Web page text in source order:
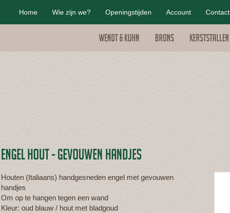
Home Wie zijn we? Openingstijden Account Contact
Wendt & Kuhn Brons Kerststallen
ENGEL HOUT - GEVOUWEN HANDJES
Houten (Italiaans) handgesneden engel met gevouwen
handjes
Om op te hangen tegen een wand
Kleur: oud blauw / hout met bladgoud